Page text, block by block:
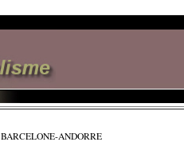
BARCELONE-ANDORRE